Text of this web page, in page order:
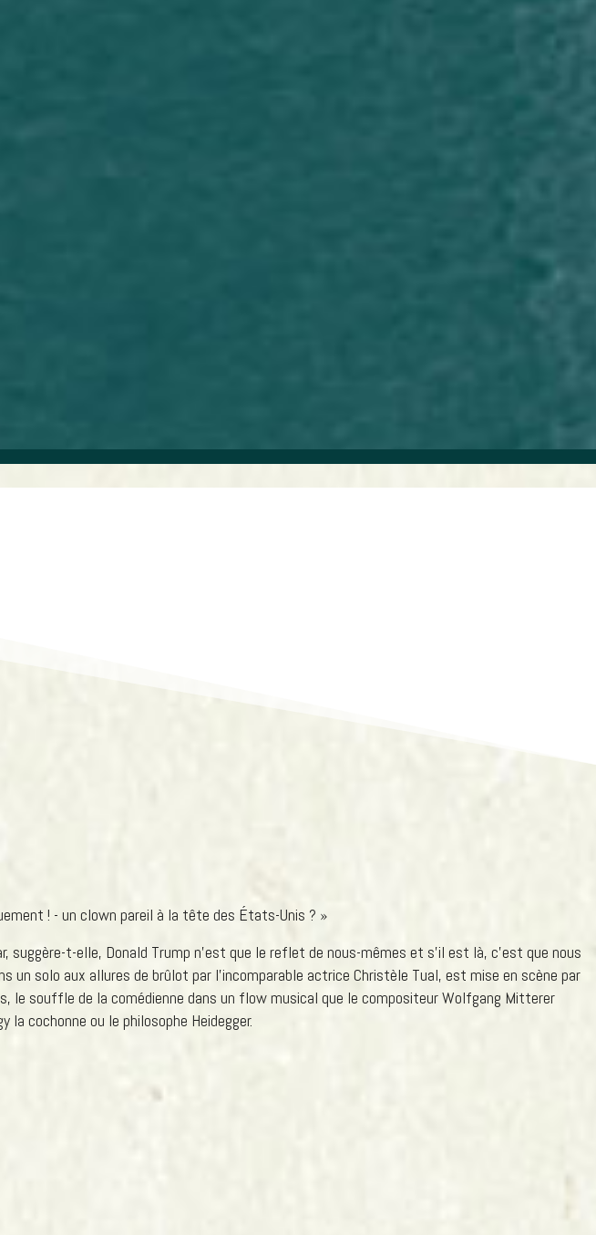
! - un clown pareil à la tête des États-Unis ? »
t-elle, Donald Trump n’est que le reflet de nous-mêmes et s’il est là, c’est que nous
solo aux allures de brûlot par l’incomparable actrice Christèle Tual, est mise en scène par
le souffle de la comédienne dans un flow musical que le compositeur Wolfgang Mitterer
cochonne ou le philosophe Heidegger.